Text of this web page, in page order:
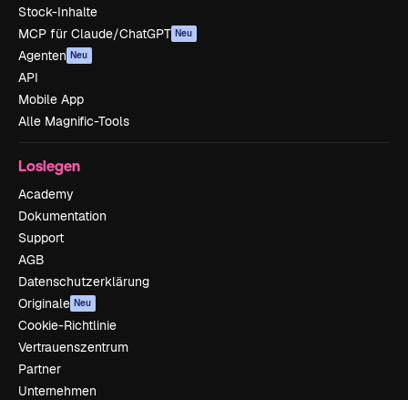
Stock-Inhalte
MCP für Claude/ChatGPT Neu
Agenten Neu
API
Mobile App
Alle Magnific-Tools
Loslegen
Academy
Dokumentation
Support
AGB
Datenschutzerklärung
Originale Neu
Cookie-Richtlinie
Vertrauenszentrum
Partner
Unternehmen